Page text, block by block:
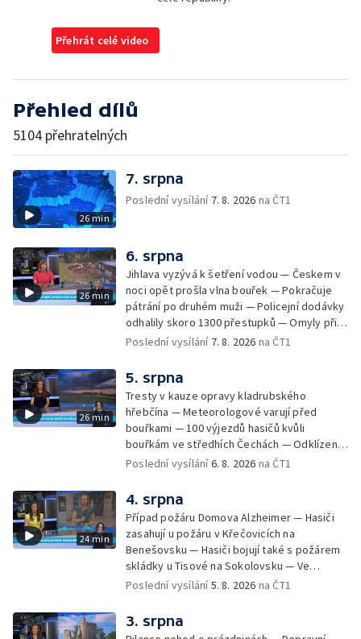
Přehrát celé video
Přehled dílů
5104 přehratelných
26 min
7. srpna
Poslední vysílání 7. 8. 2026 na ČT1
26 min
6. srpna
Jihlava vyzývá k šetření vodou — Českem v
noci opět prošla vlna bouřek — Pokračuje
pátrání po druhém muži — Policejní dodávky
odhalily skoro 1300 přestupků — Omyly při
nouzovém volání o pomoc — Hradec Králové
rekord v hromadném seskoku parašutistů —
Chovné rybníky na Českolipsku pustoší
vydry — Instalace nové sochy v Mariánských
Lázních — Sedmiletý trest za dotační
podvod s projektem Technologického parku
v Písku — Dětský tábor na Brutal Assault —
Turistická trasa Svatojánské proudy zůstává
— Cestování za pozorováním noční oblohy
Poslední vysílání 7. 8. 2026 na ČT1
26 min
5. srpna
Tresty v kauze opravy kladrubského
hřebčína — Meteorologové varují před
bouřkami — 100 výjezdů hasičů kvůli
bouřkám ve středhích Čechách — Odklízení
škod po bouřkách — Hasiči likvidovali
Václavském náměstí — Necelý kilometr řeky
Otavy u šumavského Annína je téměř bez
vody — Pátrání po dvou mužích na jezeře
Most — Tábor pro děti odsouzených — Tábor
pomáhá dětem orientovat se na trhu práce
— Začal festival Brutal Assault — Cyklysta
spadl v Karlvoych Varech do řeky —
pastí na hmyz se chytají ptáci
Poslední vysílání6. 8. 2026 na ČT1
24 min
4. srpna
Případ požáru Domova Alzheimer — Hasiči
zasahují u požáru v Křečovicích na
Benešovsku — Hasiči bojují také s požárem
skládky u Tisové na Sokolovsku — Ve
Strážnici na Hodonínsku padl další teplotní
zřítil strop — Požár lesa u šumavských
Nezdic — Modernizace úseku dálnice D8 —
Poslední vysílání5. 8. 2026 na ČT1
3. srpna